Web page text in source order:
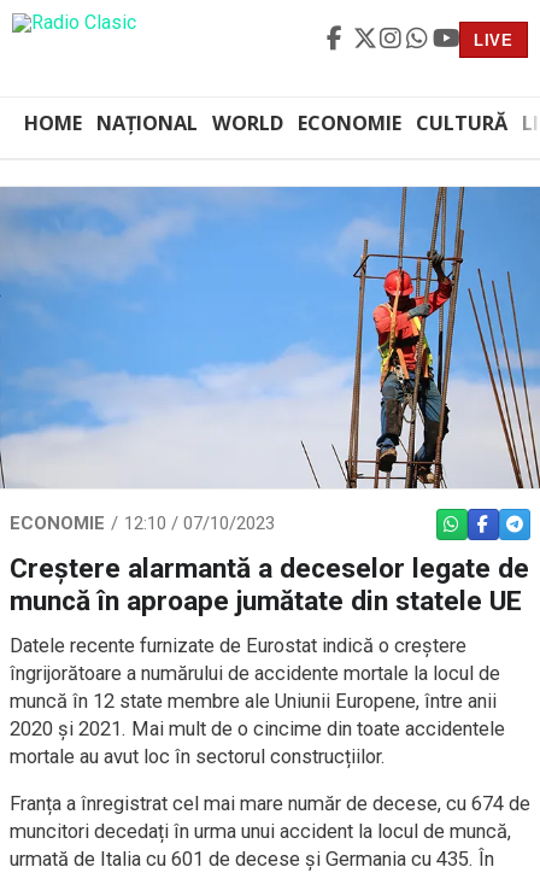
LIVE
HOME NAȚIONAL WORLD ECONOMIE CULTURĂ
ECONOMIE 12:10 / 07/10/2023 WHATSAPP
Creștere alarmantă a deceselor legate de
muncă în aproape jumătate din statele UE
Datele recente furnizate de Eurostat indică o creștere
îngrijorătoare a numărului de accidente mortale la locul de
muncă în 12 state membre ale Uniunii Europene, între anii
2020 și 2021. Mai mult de o cincime din toate accidentele
mortale au avut loc în sectorul construcțiilor.
Franța a înregistrat cel mai mare număr de decese, cu 674 de
muncitori decedați în urma unui accident la locul de muncă,
urmată de Italia cu 601 de decese și Germania cu 435. În